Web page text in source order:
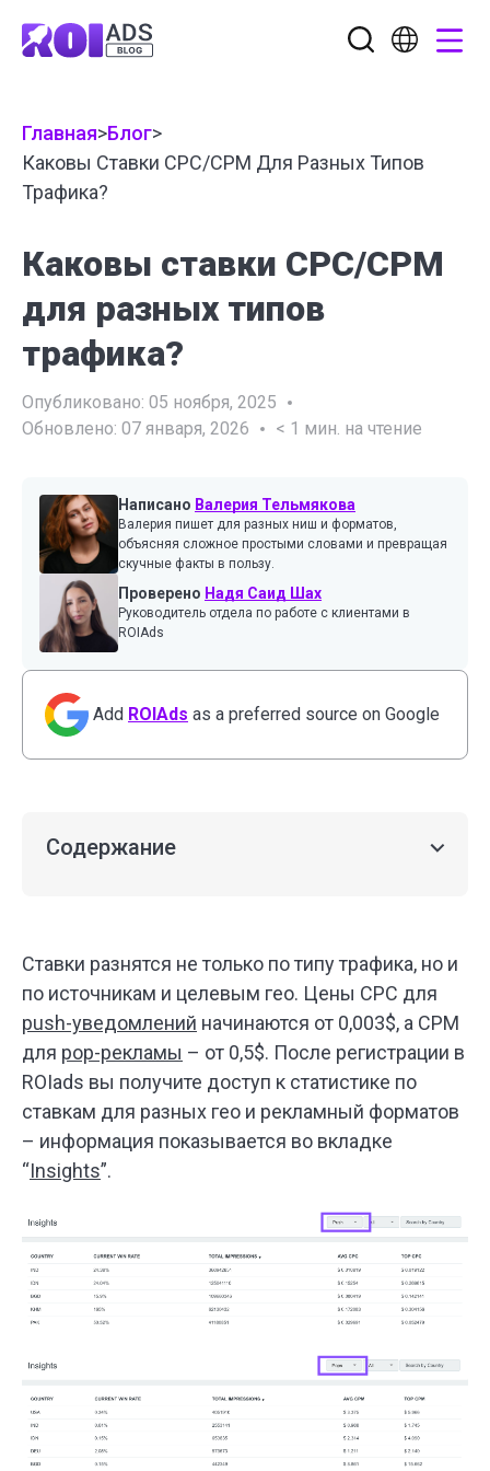
Главная>Блог>
Каковы Ставки CPC/CPM Для Разных Типов
Трафика?
Каковы ставки CPC/CPM
для разных типов
трафика?
Опубликовано: 05 ноября, 2025
Обновлено: 07 января, 2026 < 1 мин. на чтение
Написано Валерия Тельмякова
Валерия пишет для разных ниш и форматов,
объясняя сложное простыми словами и превращая
скучные факты в пользу.
Проверено Надя Саид Шах
Руководитель отдела по работе с клиентами в
ROIAds
Add ROIAds as a preferred source on Google
Содержание
Ставки разнятся не только по типу трафика, но и
по источникам и целевым гео. Цены CPC для
push-уведомлений начинаются от 0,003$, а CPM
для pop-рекламы – от 0,5$. После регистрации в
ROIads вы получите доступ к статистике по
ставкам для разных гео и рекламный форматов
– информация показывается во вкладке
“Insights”.